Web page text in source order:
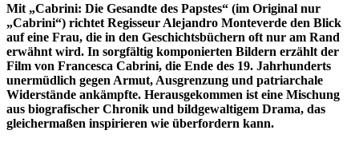
Mit „Cabrini: Die Gesandte des Papstes“ (im Original nur
„Cabrini“) richtet Regisseur Alejandro Monteverde den Blick
auf eine Frau, die in den Geschichtsbüchern oft nur am Rand
erwähnt wird. In sorgfältig komponierten Bildern erzählt der
Film von Francesca Cabrini, die Ende des 19. Jahrhunderts
unermüdlich gegen Armut, Ausgrenzung und patriarchale
Widerstände ankämpfte. Herausgekommen ist eine Mischung
aus biografischer Chronik und bildgewaltigem Drama, das
gleichermaßen inspirieren wie überfordern kann.